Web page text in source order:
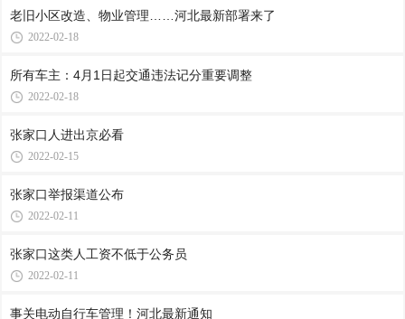
老旧小区改造、物业管理……河北最新部署来了
2022-02-18
所有车主：4月1日起交通违法记分重要调整
2022-02-18
张家口人进出京必看
2022-02-15
张家口举报渠道公布
2022-02-11
张家口这类人工资不低于公务员
2022-02-11
事关电动自行车管理！河北最新通知